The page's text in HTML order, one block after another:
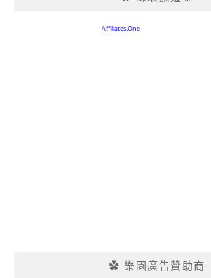
✿ 樂園廣告贊助商